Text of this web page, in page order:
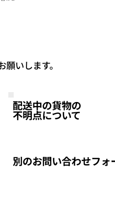
いします。
配送中の貨物の
不明点について
別のお問い合わせフォ